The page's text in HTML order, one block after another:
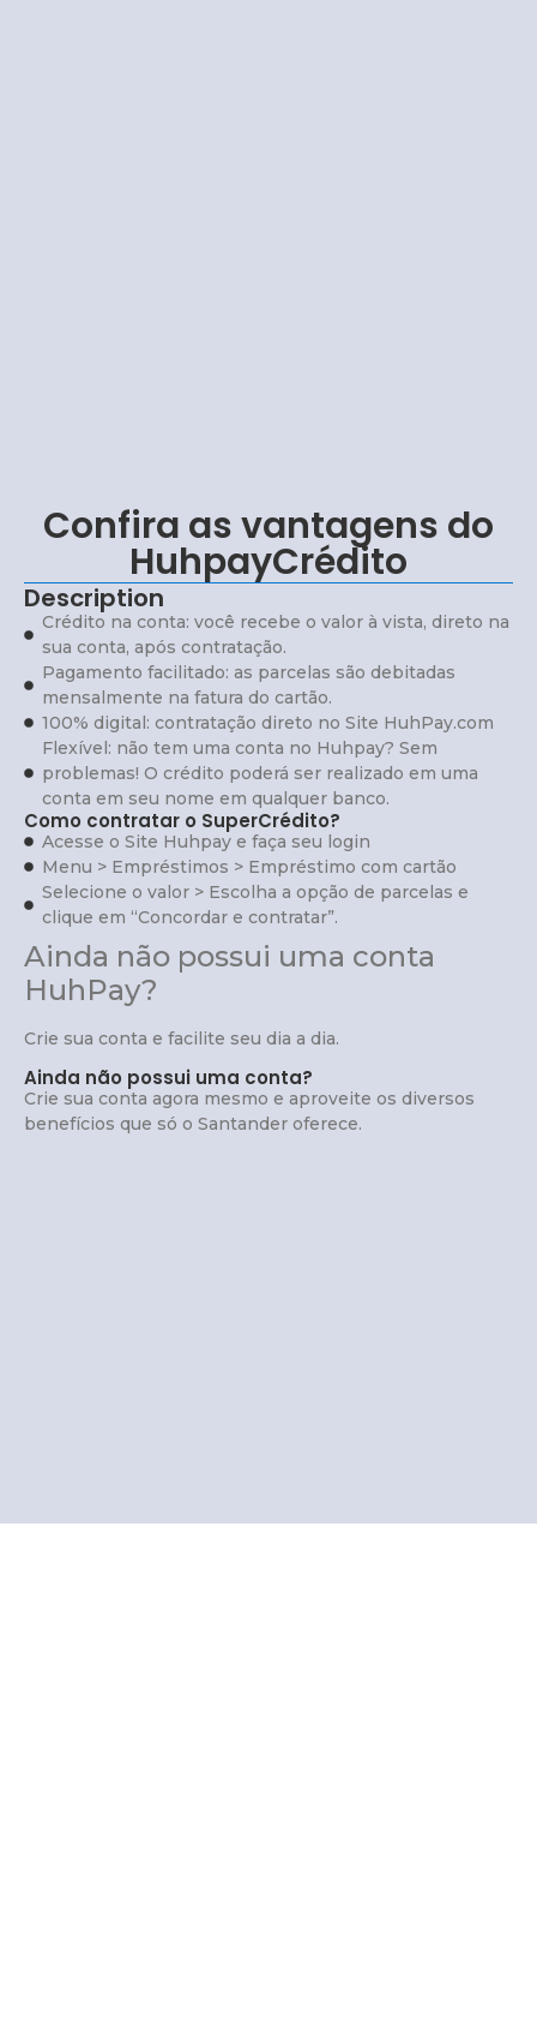
Confira as vantagens do
HuhpayCrédito
Description
Crédito na conta: você recebe o valor à vista, direto na
sua conta, após contratação.
Pagamento facilitado: as parcelas são debitadas
mensalmente na fatura do cartão.
100% digital: contratação direto no Site HuhPay.com
Flexível: não tem uma conta no Huhpay? Sem
problemas! O crédito poderá ser realizado em uma
conta em seu nome em qualquer banco.
Como contratar o SuperCrédito?
Acesse o Site Huhpay e faça seu login
Menu > Empréstimos > Empréstimo com cartão
Selecione o valor > Escolha a opção de parcelas e
clique em “Concordar e contratar”.
Ainda não possui uma conta
HuhPay?
Crie sua conta e facilite seu dia a dia.
Ainda não possui uma conta?
Crie sua conta agora mesmo e aproveite os diversos
benefícios que só o Santander oferece.